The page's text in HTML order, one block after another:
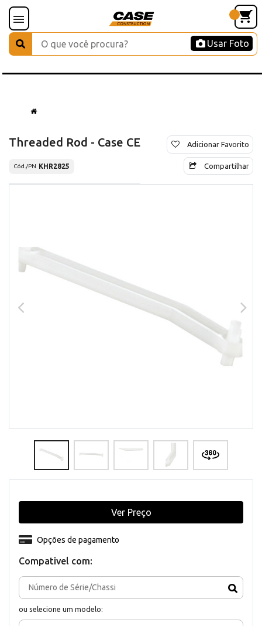
Usar Foto
Threaded Rod - Case CE
Cód./PN KHR2825
Adicionar Favorito
Compartilhar
Compativel com:
ou selecione um modelo:
Opções de pagamento
Ver Preço